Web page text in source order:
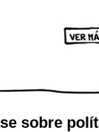
sobre